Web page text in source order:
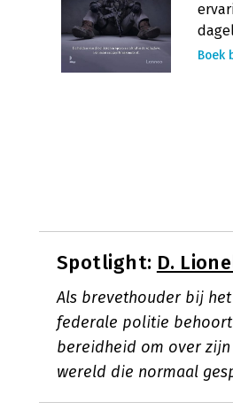
Boek
Spotlight: D.
Als brevethouder bij
federale politie
bereidheid om over
wereld die normaal